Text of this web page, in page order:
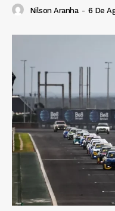
Nilson Aranha - 6 De